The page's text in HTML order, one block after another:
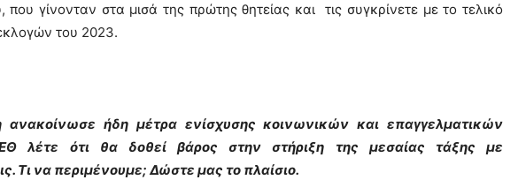
που γίνονταν στα μισά της πρώτης θητείας και τις συγκρίνετε με το τελικό
του 2023.
ήδη μέτρα ενίσχυσης κοινωνικών και επαγγελματικών
λέτε ότι θα δοθεί βάρος στην στήριξη της μεσαίας τάξης με
Τι να περιμένουμε; Δώστε μας το πλαίσιο.